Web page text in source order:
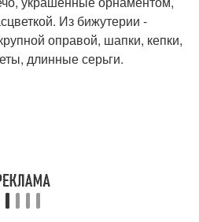
Из бижутерии -
оправой, шапки, кепки,
длинные серьги.